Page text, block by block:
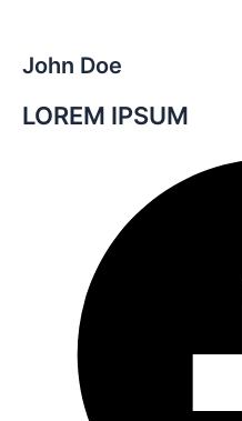
John Doe
LOREM IPSUM